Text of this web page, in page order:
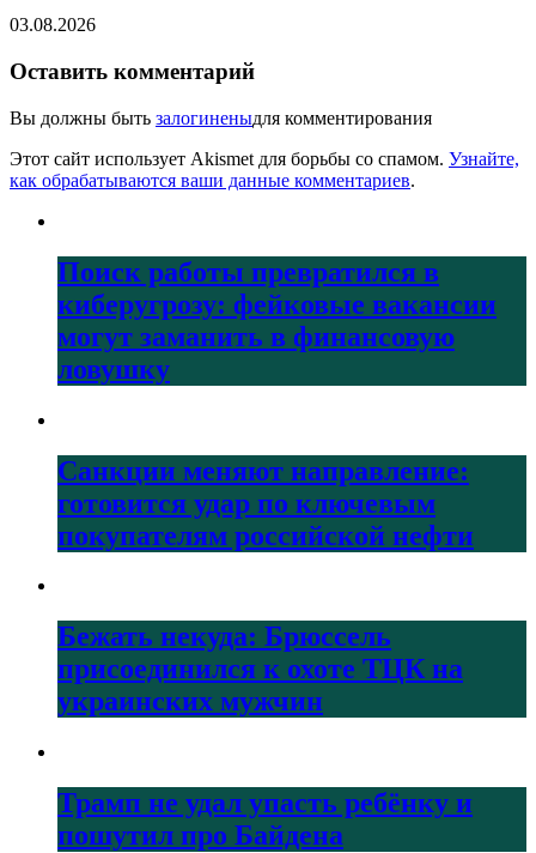
03.08.2026
Оставить комментарий
Вы должны быть залогиненыдля комментирования
Этот сайт использует Akismet для борьбы со спамом. Узнайте,
как обрабатываются ваши данные комментариев.
Поиск работы превратился в
киберугрозу: фейковые вакансии
могут заманить в финансовую
ловушку
Санкции меняют направление:
готовится удар по ключевым
покупателям российской нефти
Бежать некуда: Брюссель
присоединился к охоте ТЦК на
украинских мужчин
Трамп не удал упасть ребёнку и
пошутил про Байдена